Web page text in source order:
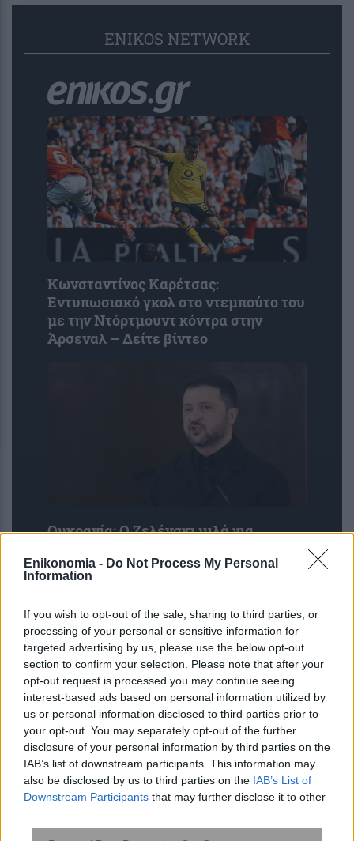
Enikonomia - Do Not Process My Personal
Information
If you wish to opt-out of the sale, sharing to third parties, or
processing of your personal or sensitive information for
targeted advertising by us, please use the below opt-out
section to confirm your selection. Please note that after your
opt-out request is processed you may continue seeing
interest-based ads based on personal information utilized by
us or personal information disclosed to third parties prior to
your opt-out. You may separately opt-out of the further
disclosure of your personal information by third parties on the
IAB’s list of downstream participants. This information may
also be disclosed by us to third parties on the IAB’s List of
Downstream Participants that may further disclose it to other
ENIKOS NETWORK
Κωνσταντίνος Καρέτσας:
Εντυπωσιακό γκολ στο ντεμπούτο του
με την Ντόρτμουντ κόντρα στην
Άρσεναλ – Δείτε βίντεο
Ουκρανία: Ο Ζελένσκι μιλά για
Βορειοκορεατών στη Ρωσία – Η
Μόσχα ανακοινώνει νέες καταλήψεις